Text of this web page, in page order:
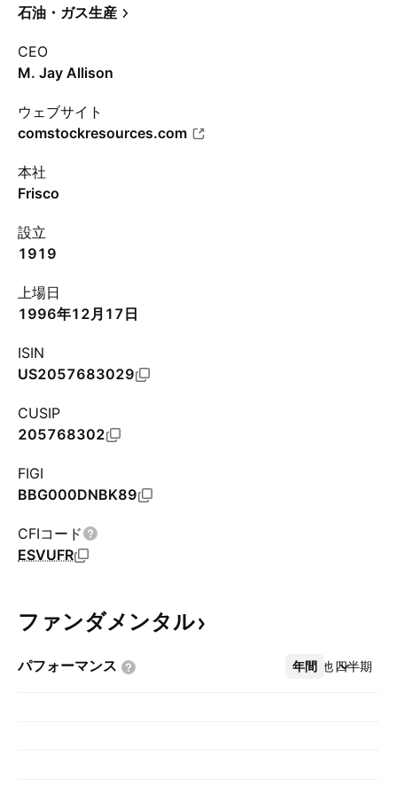
石油・ガス生産
CEO
M. Jay Allison
ウェブサイト
comstockresources.com
本社
Frisco
設立
1919
上場日
1996年12月17日
ISIN
US2057683029
CUSIP
205768302
FIGI
BBG000DNBK89
CFIコード
ESVUFR
ファンダメンタル
パフォーマンス 年間 四半期
その他